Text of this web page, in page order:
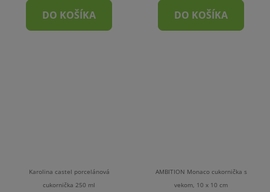
DO KOŠÍKA DO KOŠÍKA
Karolina castel porcelánová
cukornička 250 ml
AMBITION Monaco cukornička s
vekom, 10 x 10 cm